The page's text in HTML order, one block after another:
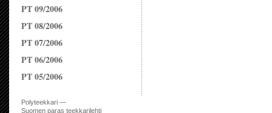
PT 09/2006
PT 08/2006
PT 07/2006
PT 06/2006
PT 05/2006
Polyteekkari —
Suomen paras teekkarilehti